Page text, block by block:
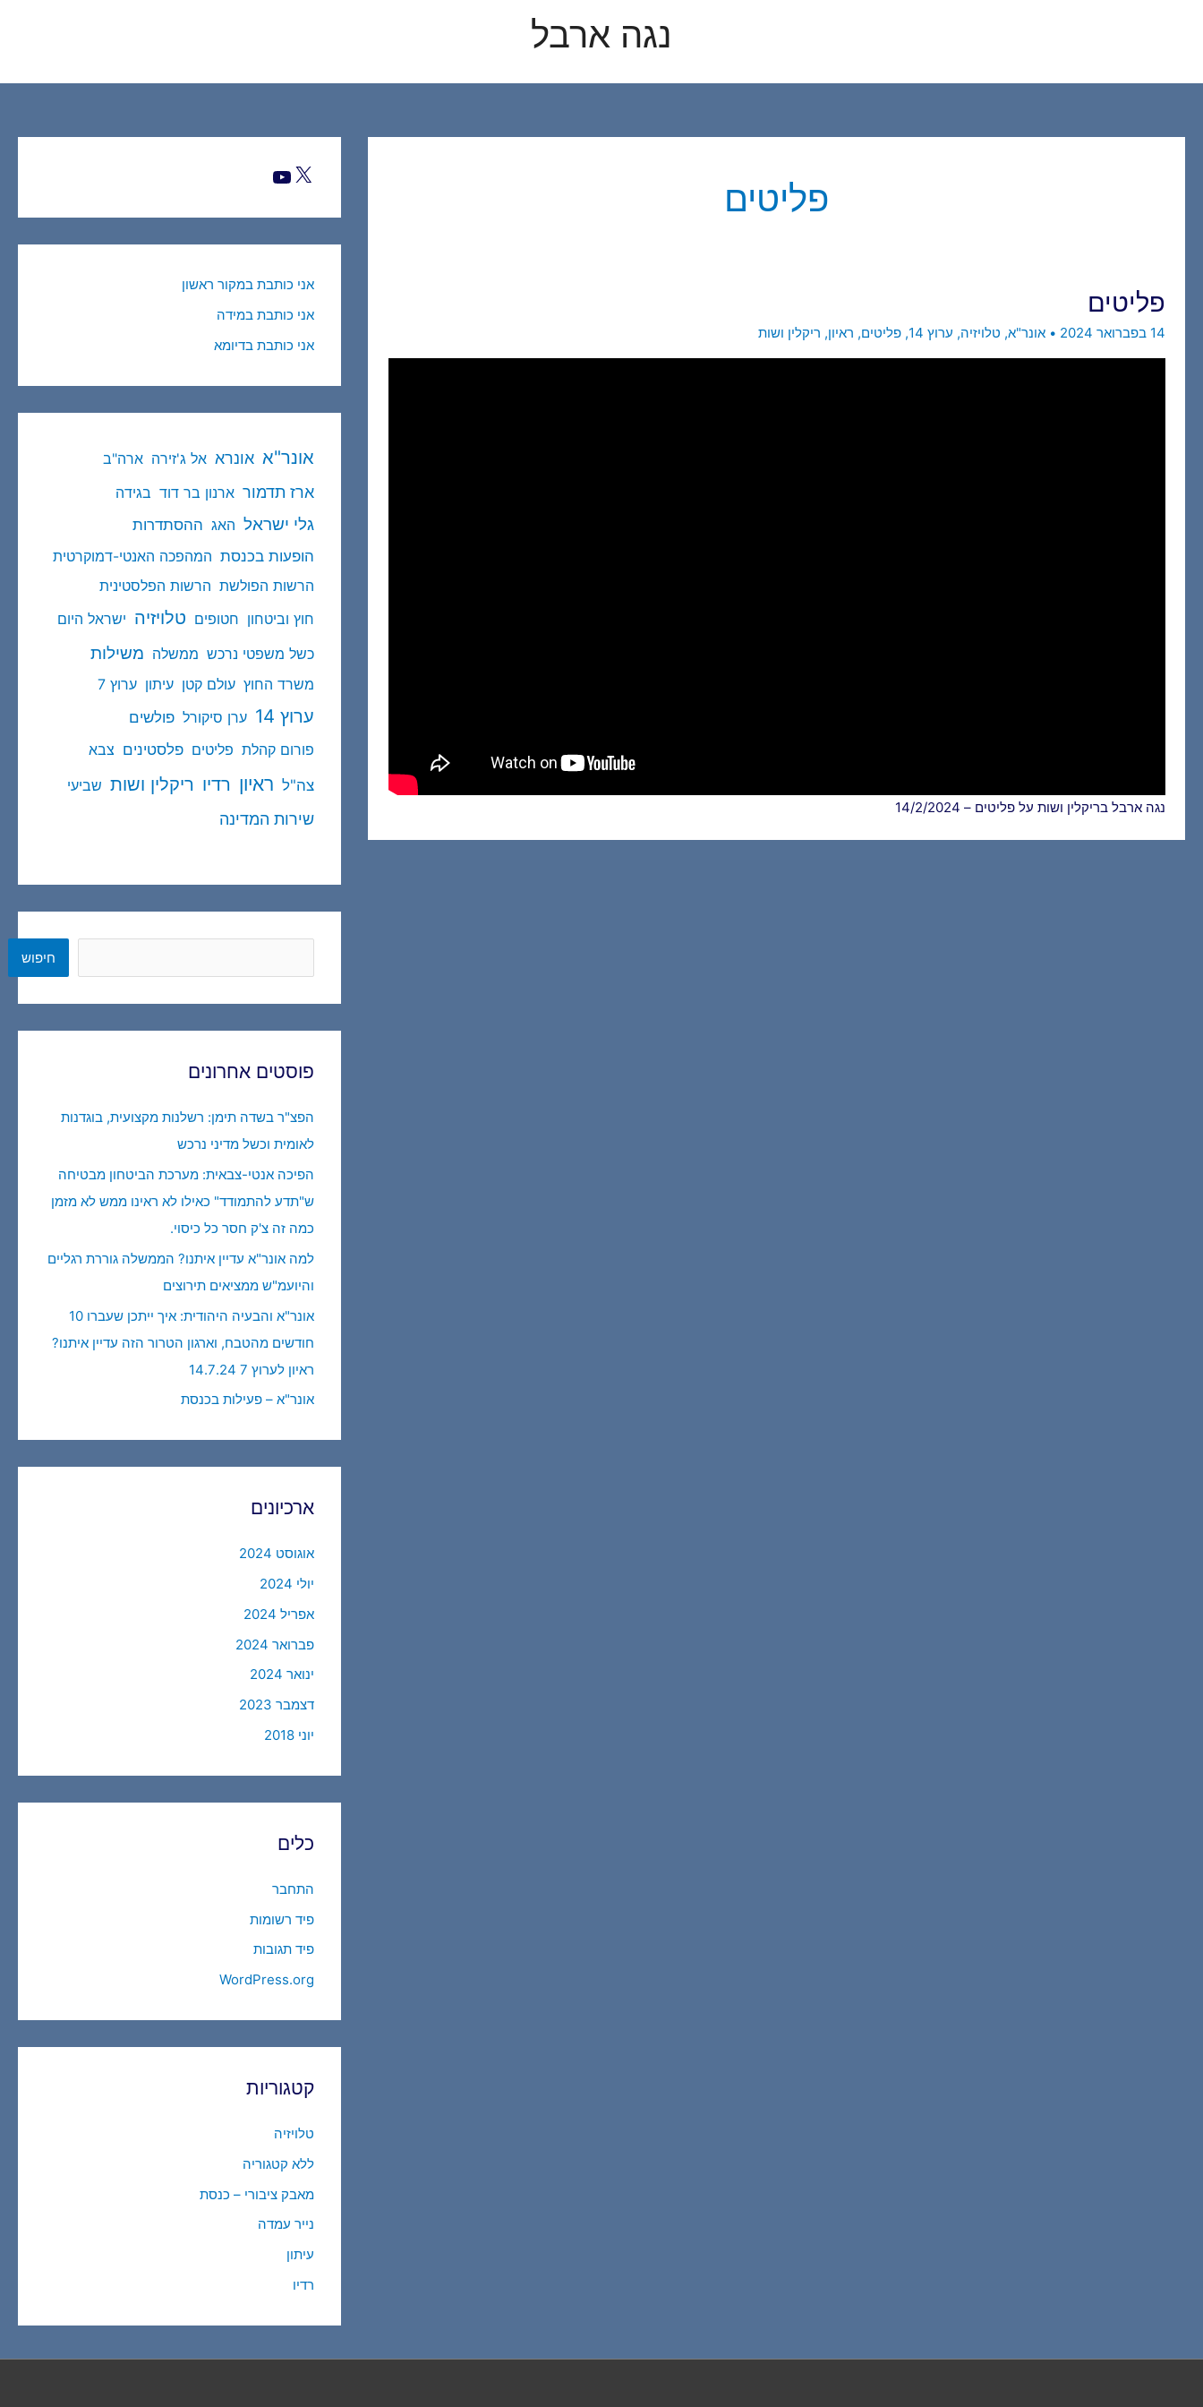
נגה ארבל
פליטים
פליטים
14 בפברואר 2024 •אונר"א, טלויזיה, ערוץ 14 ,פליטים, ראיון, ריקלין ושות
נגה ארבל בריקלין ושות על פליטים – 14/2/2024
אני כותבת במקור ראשון
אני כותבת במידה
אני כותבת בדיומא
אונר"א אונרא אל ג'זירה ארה"ב
ארז תדמור ארנון בר דוד בגידה
גלי ישראל האג ההסתדרות
הופעות בכנסת המהפכה האנטי-דמוקרטית
הרשות הפולשת הרשות הפלסטינית
חוץ וביטחון חטופים טלויזיה ישראל היום
כשל משפטי נרכש ממשלה משילות
משרד החוץ עולם קטן עיתון ערוץ 7
ערוץ 14 ערן סיקורל פולשים
פורום קהלת פליטים פלסטינים צבא
צה"ל ראיון רדיו ריקלין ושות שביעי
שירות המדינה
חיפוש
פוסטים אחרונים
הפצ"ר בשדה תימן: רשלנות מקצועית, בוגדנות
לאומית וכשל מדיני נרכש
הפיכה אנטי-צבאית: מערכת הביטחון מבטיחה
ש"תדע להתמודד" כאילו לא ראינו ממש לא מזמן
כמה זה צ'ק חסר כל כיסוי.
למה אונר"א עדיין איתנו? הממשלה גוררת רגליים
והיועמ"ש ממציאים תירוצים
אונר"א והבעיה היהודית: איך ייתכן שעברו 10
חודשים מהטבח, וארגון הטרור הזה עדיין איתנו?
ראיון לערוץ 7 14.7.24
אונר"א – פעילות בכנסת
ארכיונים
אוגוסט 2024
יולי 2024
אפריל 2024
פברואר 2024
ינואר 2024
דצמבר 2023
יוני 2018
כלים
התחבר
פיד רשומות
פיד תגובות
WordPress.org
קטגוריות
טלויזיה
ללא קטגוריה
מאבק ציבורי – כנסת
נייר עמדה
עיתון
רדיו